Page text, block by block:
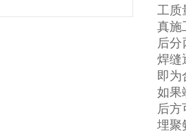
工质
真施
后
焊缝
即为
如果
后方
埋聚